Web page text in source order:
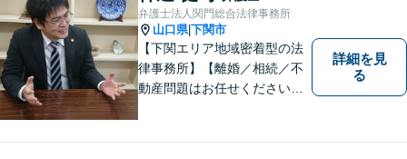
弁護士法人関門総合法律事務所
山口県|下関市
【下関エリア地域密着型の法
律事務所】【離婚／相続／不
動産問題はお任せください】
相談ください。お一人おひと
詳細を見
る